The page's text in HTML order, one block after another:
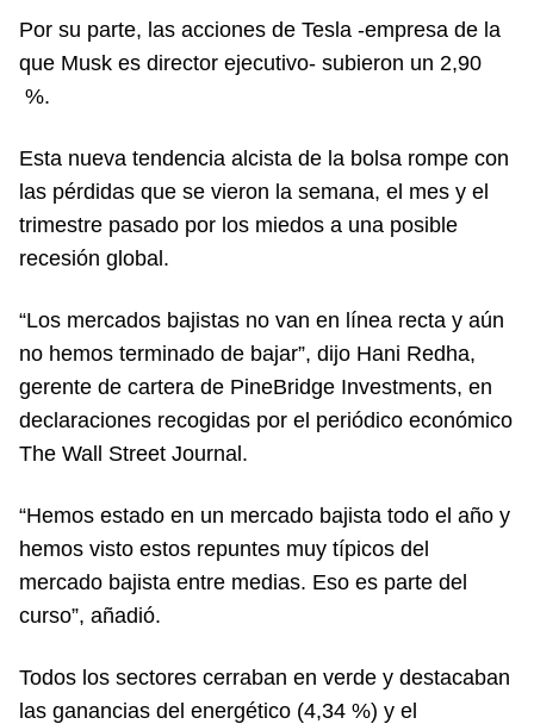
Por su parte, las acciones de Tesla -empresa de la
que Musk es director ejecutivo- subieron un 2,90
%.
Esta nueva tendencia alcista de la bolsa rompe con
las pérdidas que se vieron la semana, el mes y el
trimestre pasado por los miedos a una posible
recesión global.
“Los mercados bajistas no van en línea recta y aún
no hemos terminado de bajar”, dijo Hani Redha,
gerente de cartera de PineBridge Investments, en
declaraciones recogidas por el periódico económico
The Wall Street Journal.
“Hemos estado en un mercado bajista todo el año y
hemos visto estos repuntes muy típicos del
mercado bajista entre medias. Eso es parte del
curso”, añadió.
Todos los sectores cerraban en verde y destacaban
las ganancias del energético (4,34 %) y el